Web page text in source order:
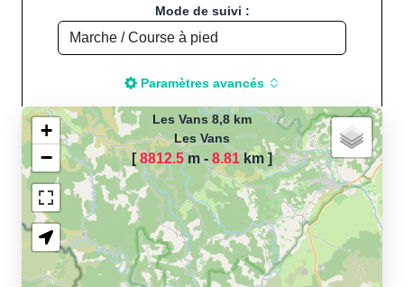
Mode de suivi :
Paramètres avancés
Chargement de la carte
pour calculer la distance
de votre parcours sportif
(Footing, Jogging, Course à
Les Vans 8,8 km
Les Vans
[8812.5 m -8.81km ]
+
−